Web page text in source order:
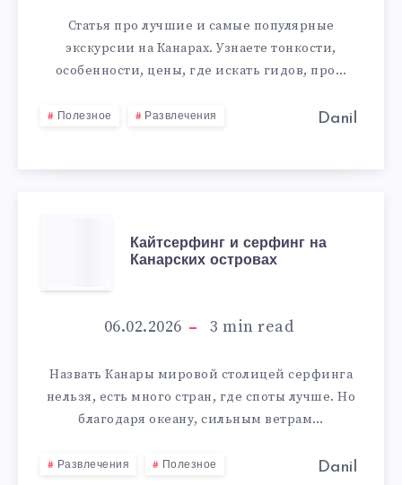
Статья про лучшие и самые популярные
экскурсии на Канарах. Узнаете тонкости,
особенности, цены, где искать гидов, про…
Полезное Развлечения Danil
КАЙТСЕРФИНГ
И
СЕРФИНГ
НА
КАНАРСКИХ
ОСТРОВАХ
Кайтсерфинг и серфинг на
Канарских островах
06.02.2026 3 min read
Назвать Канары мировой столицей серфинга
нельзя, есть много стран, где споты лучше. Но
благодаря океану, сильным ветрам…
Развлечения Полезное Danil